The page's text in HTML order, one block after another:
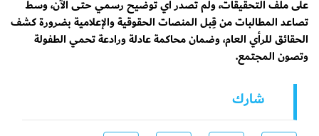
على ملف التحقيقات، ولم تصدر أي توضيح رسمي حتى الآن، وسط
تصاعد المطالبات من قِبل المنصات الحقوقية والإعلامية بضرورة كشف
الحقائق للرأي العام، وضمان محاكمة عادلة ورادعة تحمي الطفولة
وتصون المجتمع.
شارك